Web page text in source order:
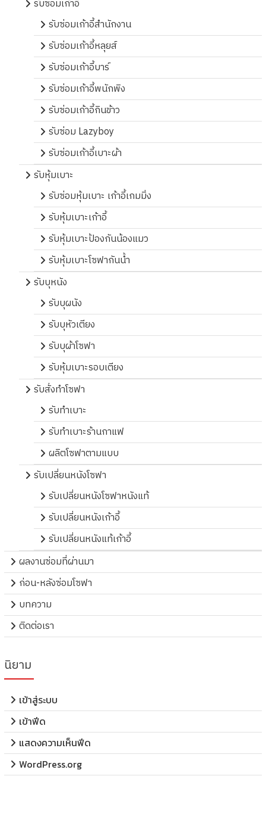
รับซ่อมเก้าอี้
รับซ่อมเก้าอี้สำนักงาน
รับซ่อมเก้าอี้หลุยส์
รับซ่อมเก้าอี้บาร์
รับซ่อมเก้าอี้พนักพิง
รับซ่อมเก้าอี้กินข้าว
รับซ่อม Lazyboy
รับซ่อมเก้าอี้เบาะผ้า
รับหุ้มเบาะ
รับซ่อมหุ้มเบาะ เก้าอี้เกมมิ่ง
รับหุ้มเบาะเก้าอี้
รับหุ้มเบาะป้องกันน้องแมว
รับหุ้มเบาะโซฟากันน้ำ
รับบุหนัง
รับบุผนัง
รับบุหัวเตียง
รับบุผ้าโซฟา
รับหุ้มเบาะรอบเตียง
รับสั่งทำโซฟา
รับทำเบาะ
รับทำเบาะร้านกาแฟ
ผลิตโซฟาตามแบบ
รับเปลี่ยนหนังโซฟา
รับเปลี่ยนหนังโซฟาหนังแท้
รับเปลี่ยนหนังเก้าอี้
รับเปลี่ยนหนังแท้เก้าอี้
ผลงานซ่อมที่ผ่านมา
ก่อน-หลังซ่อมโซฟา
บทความ
ติดต่อเรา
นิยาม
เข้าสู่ระบบ
เข้าฟีด
แสดงความเห็นฟีด
WordPress.org